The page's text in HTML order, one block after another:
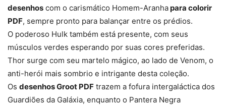
desenhos com o carismático Homem-Aranhapara colorir
PDF, sempre pronto para balançar entre os prédios.
O poderoso Hulk também está presente, com seus
músculos verdes esperando por suas cores preferidas.
Thor surge com seu martelo mágico, ao lado de Venom, o
anti-herói mais sombrio e intrigante desta coleção.
Os desenhos Groot PDF trazem a fofura intergaláctica dos
Guardiões da Galáxia, enquanto o Pantera Negra